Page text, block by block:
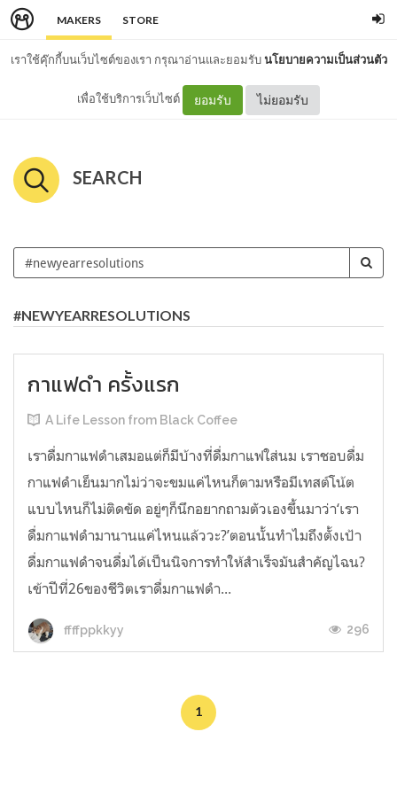
MAKERS STORE
เราใช้คุ๊กกี้บนเว็บไซต์ของเรา กรุณาอ่านและยอมรับนโยบายความเป็นส่วนตัว
เพื่อใช้บริการเว็บไซต์ ยอมรับ ไม่ยอมรับ
SEARCH
#NEWYEARRESOLUTIONS
กาแฟดำ ครั้งแรก
A Life Lesson from Black Coffee
เราดื่มกาแฟดำเสมอแต่ก็มีบ้างที่ดื่มกาแฟใส่นม เราชอบดื่ม
กาแฟดำเย็นมากไม่ว่าจะขมแค่ไหนก็ตามหรือมีเทสต์โน้ต
แบบไหนก็ไม่ติดขัด อยู่ๆก็นึกอยากถามตัวเองขึ้นมาว่า‘เรา
ดื่มกาแฟดำมานานแค่ไหนแล้ววะ?’ตอนนั้นทำไมถึงตั้งเป้า
ดื่มกาแฟดำจนดื่มได้เป็นนิจการทำให้สำเร็จมันสำคัญไฉน?
เข้าปีที่26ของชีวิตเราดื่มกาแฟดำ...
ffffppkkyy 296
1